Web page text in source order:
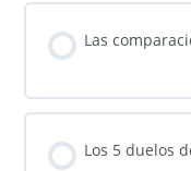
Las
Los 5 duelos